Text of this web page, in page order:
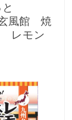
風館 焼
レモン